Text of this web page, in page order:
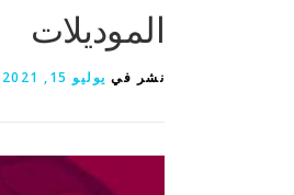
الموديلات
نشر في يوليو 15, 2021